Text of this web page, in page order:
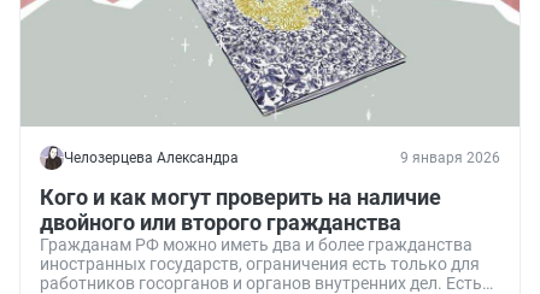
Челозерцева Александра 9 января 2026
Кого и как могут проверить на наличие
двойного или второго гражданства
Гражданам РФ можно иметь два и более гражданства
иностранных государств, ограничения есть только для
работников госорганов и органов внутренних дел. Есть